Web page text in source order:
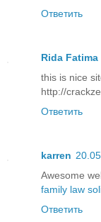
Ответить
Rida Fatima
this is nice
http://
Ответить
karren
Awesome
family law
Ответить